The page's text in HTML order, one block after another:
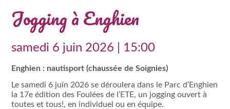
Jogging à Enghien
samedi 6 juin 2026 | 15:00
Enghien : nautisport (chaussée de Soignies)
Le samedi 6 juin 2026 se déroulera dans le Parc d’Enghien
la 17e édition des Foulées de l’ETE, un jogging ouvert à
toutes et tous!, en individuel ou en équipe.